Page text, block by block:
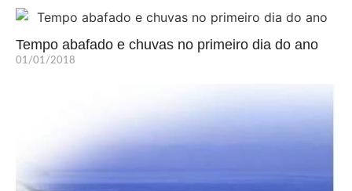
Tempo abafado e chuvas no primeiro dia do ano
01/01/2018